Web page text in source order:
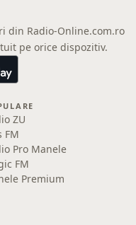
din Radio-Online.com.ro
pe orice dispozitiv.
ZU
FM
Pro Manele
FM
Premium